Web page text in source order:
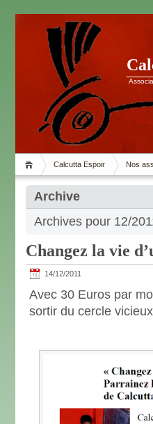
Calcutta Espoir Nos
Archive
Archives pour 12/
Changez la vie
14/12/2011
Avec 30 Euros par
sortir du cercle